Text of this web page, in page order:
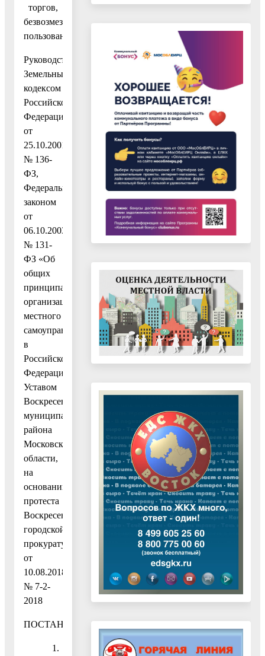
торгов,
безвозмездное
пользование»
Руководствуясь
Земельным
кодексом
Российской
Федерации
от
25.10.2001
№ 136-
ФЗ,
Федеральным
законом
от
06.10.2003
№ 131-
ФЗ «Об
общих
принципах
организации
местного
самоуправления
в
Российской
Федерации»,
Уставом
Воскресенского
муниципального
района
Московской
области,
на
основании
протеста
Воскресенской
городской
прокуратуры
от
10.08.2018
№ 7-2-
2018
ПОСТАНОВЛЯЮ:
1.